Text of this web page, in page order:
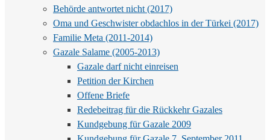
Behörde antwortet nicht (2017)
Oma und Geschwister obdachlos in der Türkei (2017)
Familie Meta (2011-2014)
Gazale Salame (2005-2013)
Gazale darf nicht einreisen
Petition der Kirchen
Offene Briefe
Redebeitrag für die Rückkehr Gazales
Kundgebung für Gazale 2009